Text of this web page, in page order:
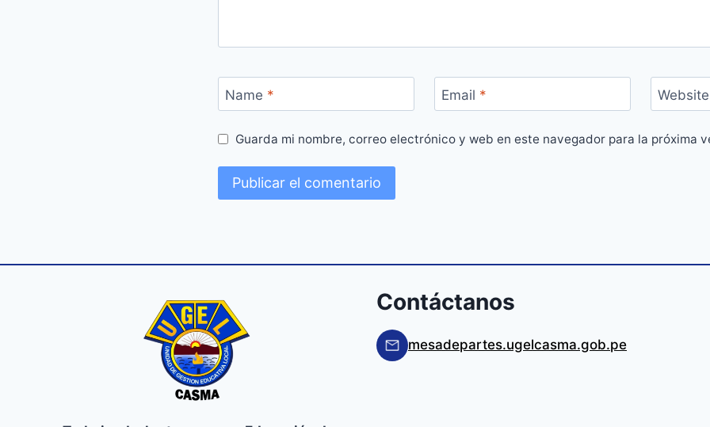
Name * Email * Website
Guarda mi nombre, correo electrónico y web en este navegador para la próxima
Contáctanos
mesadepartes.ugelcasma.gob.pe